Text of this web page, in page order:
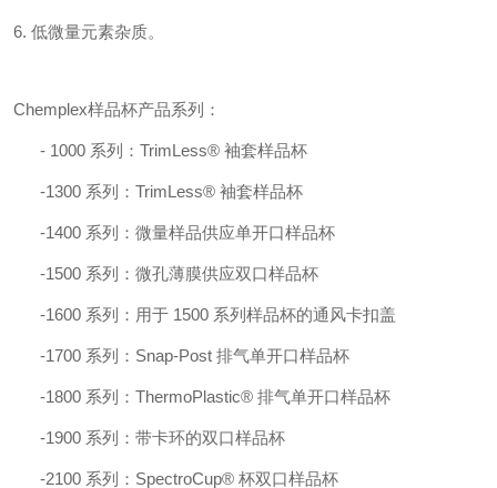
6. 低微量元素杂质。
Chemplex样品杯产品系列：
- 1000 系列：TrimLess® 袖套样品杯
-1300 系列：TrimLess® 袖套样品杯
-1400 系列：微量样品供应单开口样品杯
-1500 系列：微孔薄膜供应双口样品杯
-1600 系列：用于 1500 系列样品杯的通风卡扣盖
-1700 系列：Snap-Post 排气单开口样品杯
-1800 系列：ThermoPlastic® 排气单开口样品杯
-1900 系列：带卡环的双口样品杯
-2100 系列：SpectroCup® 杯双口样品杯